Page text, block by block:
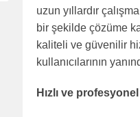
uzun yıllardır
bir şekilde çözüme
kaliteli ve güvenilir
kullanıcılarının
Hızlı ve